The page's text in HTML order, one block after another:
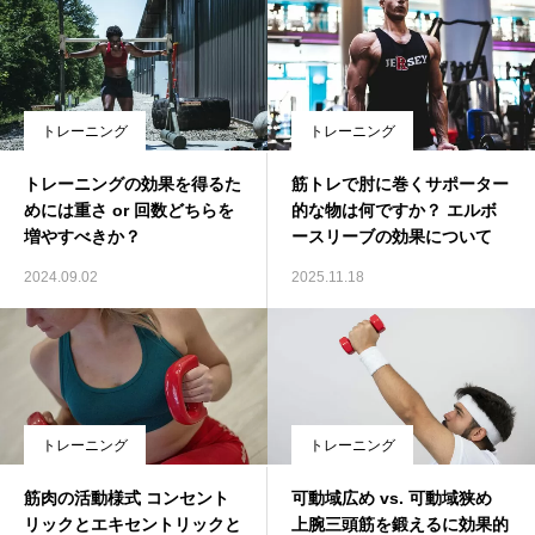
トレーニング
トレーニングの効果を得るた
めには重さ or 回数どちらを
増やすべきか？
2024.09.02
トレーニング
筋トレで肘に巻くサポーター
的な物は何ですか？ エルボ
ースリーブの効果について
2025.11.18
トレーニング
筋肉の活動様式 コンセント
リックとエキセントリックと
トレーニング
可動域広め vs. 可動域狭め
上腕三頭筋を鍛えるに効果的